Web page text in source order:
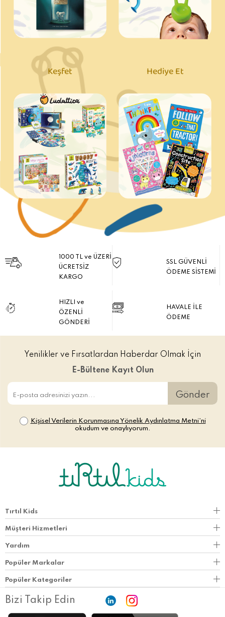
Keşfet Hediye Et
1000 TL ve ÜZERİ
ÜCRETSİZ
KARGO
SSL GÜVENLİ
ÖDEME SİSTEMİ
HIZLI ve
ÖZENLİ
GÖNDERİ
HAVALE İLE
ÖDEME
Yenilikler ve Fırsatlardan Haberdar Olmak İçin
E-Bültene Kayıt Olun
Gönder
Kişisel Verilerin Korunmasına Yönelik Aydınlatma Metni’ni
okudum ve onaylıyorum.
Tırtıl Kids
Müşteri Hizmetleri
Yardım
Popüler Markalar
Popüler Kategoriler
Bizi Takip Edin